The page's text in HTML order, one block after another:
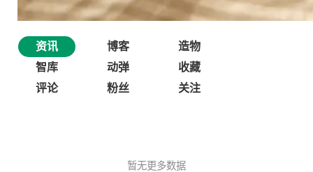
资讯 博客
造物
智库
动弹
收藏
评论
粉丝 关注
暂无更多数据